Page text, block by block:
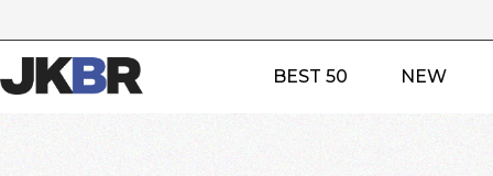
BEST 50 NEW